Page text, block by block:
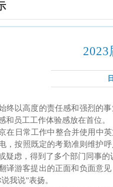
终以高度的责任感和强烈的
和员工工作体验感放在首位。
在日常工作中整合并使用中
，按照既定的考勤准则维护
疑虑，得到了多个部门同事的
译游客提出的正面和负面意
我说”表扬。